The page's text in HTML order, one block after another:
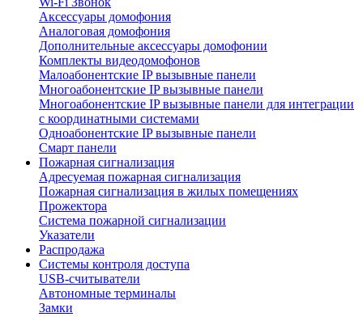
Аксессуары домофония
Аналоговая домофония
Дополнительные аксессуары домофонии
Комплекты видеодомофонов
Малоабонентские IP вызывные панели
Многоабонентские IP вызывные панели
Многоабонентские IP вызывные панели для интеграции
с координатными системами
Одноабонентские IP вызывные панели
Смарт панели
Пожарная сигнализация
Адресуемая пожарная сигнализация
Пожарная сигнализация в жилых помещениях
Прожектора
Система пожарной сигнализации
Указатели
Распродажа
Системы контроля доступа
USB-считыватели
Автономные терминалы
Замки